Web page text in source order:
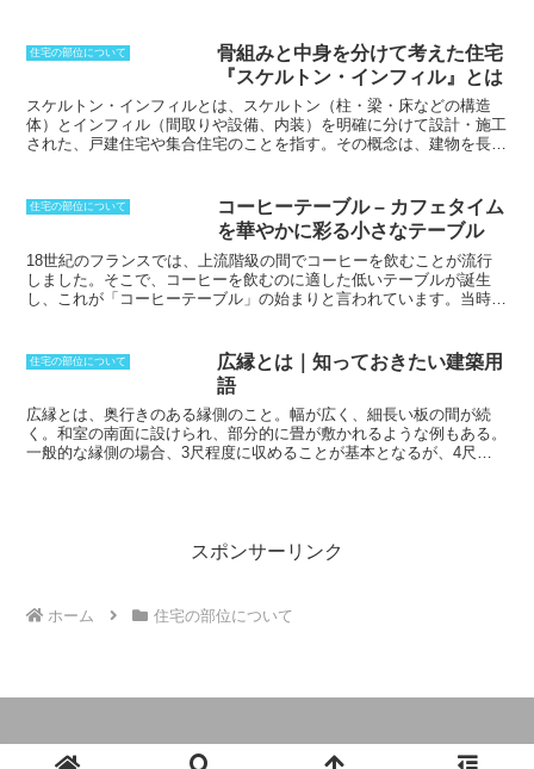
り付けられるタイプが、コストを抑えて
設置できるため人気だ。 スポットライト
の主な特徴は、強い光で一点を照らすこ
とができることであり、空間演出や商品
の陳列などに適している。また、光の向
きや角度を調整できるため、様々なシー
ネや長寿命を実現している。
軽に使える方法となります。一方、引き戸のデメリットは、開口面積
は必ず1面分しか取ることができないことです。片側は閉じた状態に
しかならないため、内部をすべて見渡すことはできなくなります。ま
た、扉のどちらかは視界に入ることになるため、見せたくない場合に
は引込み戸にする必要があります。
住宅の部位について
骨組みと中身を分けて考えた住宅
『スケルトン・インフィル』とは
スケルトン・インフィルとは、スケルトン（柱・梁・床などの構造
体）とインフィル（間取りや設備、内装）を明確に分けて設計・施工
された、戸建住宅や集合住宅のことを指す。その概念は、建物を長期
方が合理的であるという考え方に基づいている。 したがって、「スケ
ルトン・インフィル」の住宅では、間取り・設備の変更やリフォーム
が容易に行なえるというメリットが得られる。例えば、ライフステー
ジの変化に合わせて間取りを変更したり、新しい設備を取り入れたり
することが容易である。また、耐震性や省エネ性など、スケルトンの
性能を向上させることで、住宅の長期的な価値を高めることも可能で
住宅の部位について
コーヒーテーブル – カフェタイム
を華やかに彩る小さなテーブル
18世紀のフランスでは、上流階級の間でコーヒーを飲むことが流行
しました。そこで、
コーヒーを飲むのに適した低いテーブルが誕生
し、これが「コーヒーテーブル」の始まりと言われています。 当時
ッパ全土に広がり、やがて世界各地に普及しました。現在では、コー
ヒーテーブルは、リビングや応接室などの様々な場所で使用されてい
ます。コーヒーテーブルは、コーヒーを飲むだけでなく、本を読んだ
り、軽食を食べたり、くつろいだりするのに最適なテーブルです。
様々なデザインや素材のコーヒーテーブルがあり、部屋のインテリア
に合わせて選ぶことができます。
住宅の部位について
広縁とは｜知っておきたい建築用
語
広縁とは、奥行きのある縁側のこと。幅が広く、細長い板の間が続
く。和室の南面に設けられ、部分的に畳が敷かれるような例もある。
一般的な縁側の場合、3尺程度に収めることが基本となるが、4尺以
持たすことができるようにもなる。幅があるため、
に入るまでの距離を作ることができるようになり、畳を傷めないでも
スポンサーリンク
ホーム 住宅の部位について